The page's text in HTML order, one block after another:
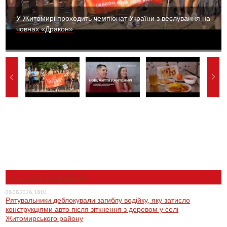
У Житомирі проходить чемпіонат України з веслування на
човнах «Дракон»
НОВИНИ ЖИТОМИРА
08.08.2026, 18:01
Рятувальники деблокували загиблу водійку, яку затисло
конструкціями авто після зіткнення з деревом у селі
Житомирського району